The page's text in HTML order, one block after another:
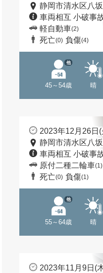
静岡市清水区八
車両相互 小破事
軽自動車(2)
死亡(0) 負傷(4)
45～54歳
他
晴
2023年12月26日
静岡市清水区八
車両相互 小破事
原付二種二輪車(1)
死亡(0) 負傷(1)
55～64歳
他
晴
2023年11月9日(